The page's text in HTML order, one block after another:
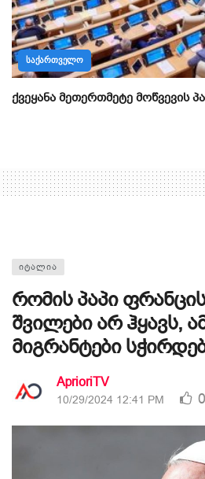
ᲡᲐᲥᲐᲠᲗᲕᲔᲚᲝ
ქვეყანა მეთერთმეტე მოწვევის
ᲘᲢᲐᲚᲘᲐ
რომის პაპი
შვილები არ ჰყავს,
მიგრანტები
AprioriTV
10/29/2024 12:41 PM 0